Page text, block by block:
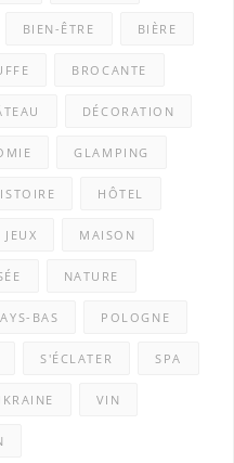
BIEN-ÊTRE BIÈRE
BROCANTE
DÉCORATION
GLAMPING
HÔTEL
JEUX MAISON
NATURE
BAS POLOGNE
S'ÉCLATER SPA
VIN